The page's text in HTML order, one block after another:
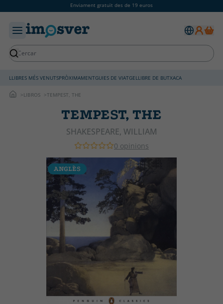
Enviament gratuït des de 19 euros
LLIBRES MÉS VENUTSPRÒXIMAMENTGUIES DE VIATGELLIBRE DE BUTXACA
LIBROS TEMPEST, THE
TEMPEST, THE
SHAKESPEARE, WILLIAM
0 opinions
ANGLÈS